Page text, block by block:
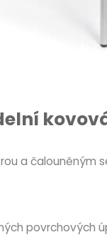
a čalouněným
povrchových